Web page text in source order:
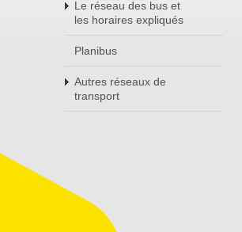
Le réseau des bus et
les horaires expliqués
Planibus
Autres réseaux de
transport